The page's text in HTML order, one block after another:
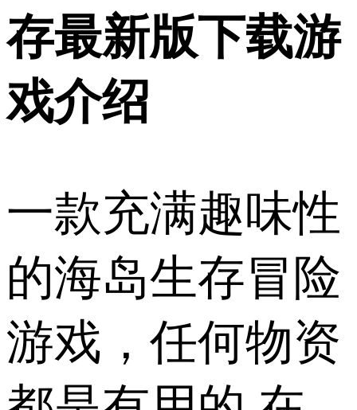
存最新版下载游
戏介绍
一款充满趣味性
的海岛生存冒险
游戏，任何物资